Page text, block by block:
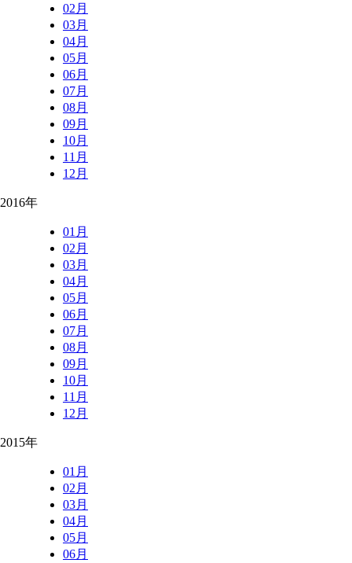
02月
03月
04月
05月
06月
07月
08月
09月
10月
11月
12月
2016年
01月
02月
03月
04月
05月
06月
07月
08月
09月
10月
11月
12月
2015年
01月
02月
03月
04月
05月
06月